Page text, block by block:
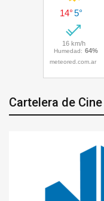
Cartelera de Cine